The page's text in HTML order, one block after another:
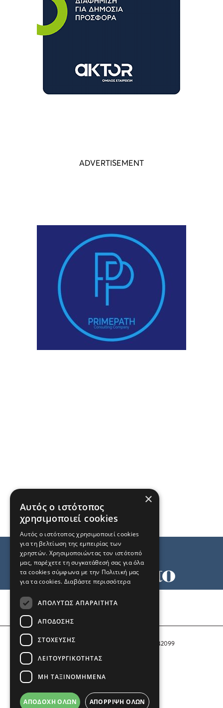
Αριθμός Πιστοποίησης Μ.Η.Τ. 242099
COPYRIGHT © 2026 Το Μανιφέστο
×
Αυτός ο ιστότοπος
χρησιμοποιεί cookies
Αυτός ο ιστότοπος χρησιμοποιεί cookies
για τη βελτίωση της εμπειρίας των
χρηστών. Χρησιμοποιώντας τον ιστότοπό
μας, παρέχετε τη συγκατάθεσή σας για όλα
τα cookies σύμφωνα με την Πολιτική μας
για τα cookies. Διαβάστε περισσότερα
ΑΠΟΛΎΤΩΣ ΑΠΑΡΑΊΤΗΤΑ
ΑΠΌΔΟΣΗΣ
ΣΤΌΧΕΥΣΗΣ
ΛΕΙΤΟΥΡΓΙΚΌΤΗΤΑΣ
ΜΗ ΤΑΞΙΝΟΜΗΜΈΝΑ
ΑΠΟΔΟΧΉ ΌΛΩΝ ΑΠΌΡΡΙΨΗ ΌΛΩΝ